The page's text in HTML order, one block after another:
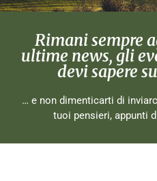
Rimani sempre
ultime news, gli
devi sapere
… e non dimenticarti di
tuoi pensieri, appunti